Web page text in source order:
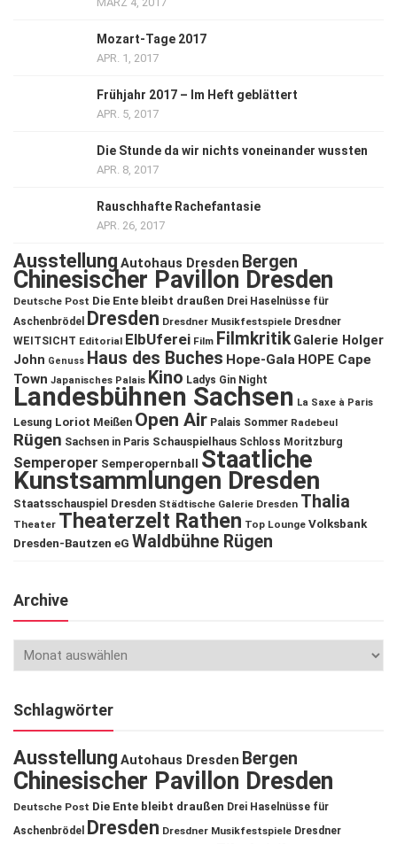
Mozart-Tage 2017
APR. 1, 2017
Frühjahr 2017 – Im Heft geblättert
APR. 5, 2017
Die Stunde da wir nichts voneinander wussten
APR. 8, 2017
Rauschhafte Rachefantasie
APR. 26, 2017
Ausstellung Autohaus Dresden Bergen
Chinesischer Pavillon Dresden
Deutsche Post Die Ente bleibt draußen Drei Haselnüsse für
Aschenbrödel
Dresden Dresdner Musikfestspiele Dresdner
WEITSICHT Editorial ElbUferei Film Filmkritik Galerie Holger
John Genuss Haus des Buches Hope-Gala HOPE Cape
Town Japanisches Palais Kino Ladys Gin Night
Landesbühnen Sachsen La Saxe à Paris
Lesung Loriot Meißen Open Air Palais Sommer Radebeul
Rügen Sachsen in Paris Schauspielhaus Schloss Moritzburg
Semperoper Semperopernball Staatliche
Kunstsammlungen Dresden
Staatsschauspiel Dresden Städtische Galerie Dresden Thalia
Theater Theaterzelt Rathen Top Lounge Volksbank
Dresden-Bautzen eG Waldbühne Rügen
Archive
Schlagwörter
Ausstellung Autohaus Dresden Bergen
Chinesischer Pavillon Dresden
Deutsche Post Die Ente bleibt draußen Drei Haselnüsse für
Aschenbrödel
Dresden Dresdner Musikfestspiele Dresdner